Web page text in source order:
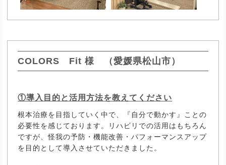
COLORS Fit 様 （愛媛県松山市）
①導入目的と活用方法を教えてください
根本治療を目指していく中で、『自分で動かす』ことの
必要性を感じております。リハビリでの活用はもちろん
ですが、怪我の予防・機能改善・パフォーマンスアップ
を目的として導入させていただきました。